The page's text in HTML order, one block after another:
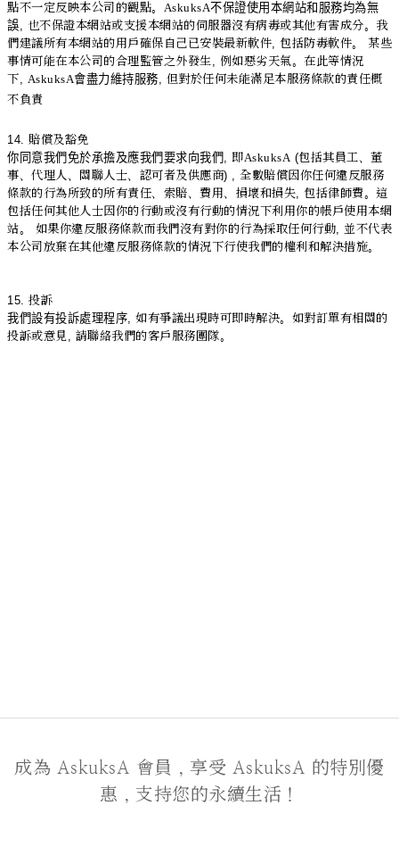
點不一定反映本公司的觀點。 AskuksA不保證使用本網站和服務均為無
誤, 也不保證本網站或支援本網站的伺服器沒有病毒或其他有害成分。我
們建議所有本網站的用戶確保自己已安裝最新軟件, 包括防毒軟件。 某些
事情可能在本公司的合理監管之外發生, 例如惡劣天氣。在此等情況
下, AskuksA會盡力維持服務, 但對於任何未能滿足本服務條款的責任概
不負責
14. 賠償及豁免
你同意我們免於承擔及應我們要求向我們, 即AskuksA(包括其員工、董
事、代理人、關聯人士、認可者及供應商) , 全數賠償因你任何違反服務
條款的行為所致的所有責任、索賠、費用、損壞和損失, 包括律師費。這
包括任何其他人士因你的行動或沒有行動的情況下利用你的帳戶使用本網
站。 如果你違反服務條款而我們沒有對你的行為採取任何行動, 並不代表
本公司放棄在其他違反服務條款的情況下行使我們的權利和解決措施。
15. 投訴
我們設有投訴處理程序, 如有爭議出現時可即時解決。如對訂單有相關的
投訴或意見 , 請聯絡我們的客戶服務團隊。
成為 AskuksA 會員，享受 AskuksA 的特別優
惠，支持您的永續生活！